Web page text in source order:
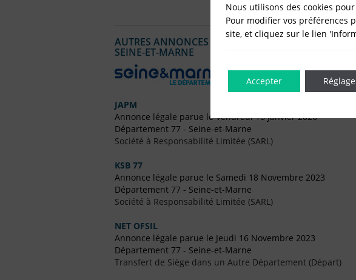
AUTRES ANNONCES LÉGALES PUBLIÉES EN LIGNE
SEINE-ET-MARNE
JAPM
Annonce légale parue le Vendredi 16 Janvier 2026
Département 77 - Seine-et-Marne
Société à Responsabilité Limitée (SARL)
KSB 77
Annonce légale parue le Samedi 18 Novembre 2023
Département 77 - Seine-et-Marne
Société à Responsabilité Limitée (SARL)
NET OFSIL
Annonce légale parue le Jeudi 16 Novembre 2023
Département 77 - Seine-et-Marne
Transfert de Siège dans un Autre Département (Départ)
Nous utilisons des cookies
Pour modifier vos préférences
site, et cliquez sur le lien
Accepter